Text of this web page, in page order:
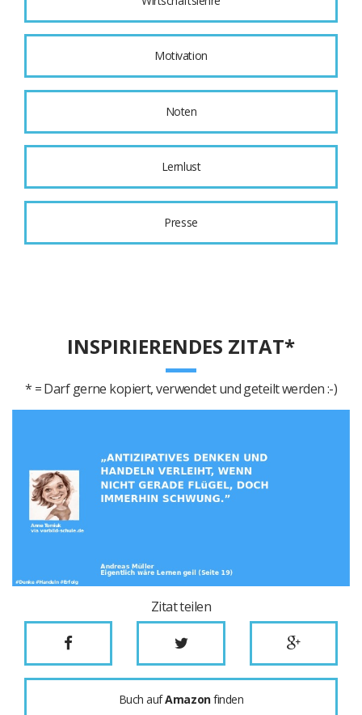
Motivation
Noten
Lernlust
Presse
INSPIRIERENDES ZITAT*
* = Darf gerne kopiert, verwendet und geteilt werden :-)
Zitat teilen
Buch aufAmazonfinden